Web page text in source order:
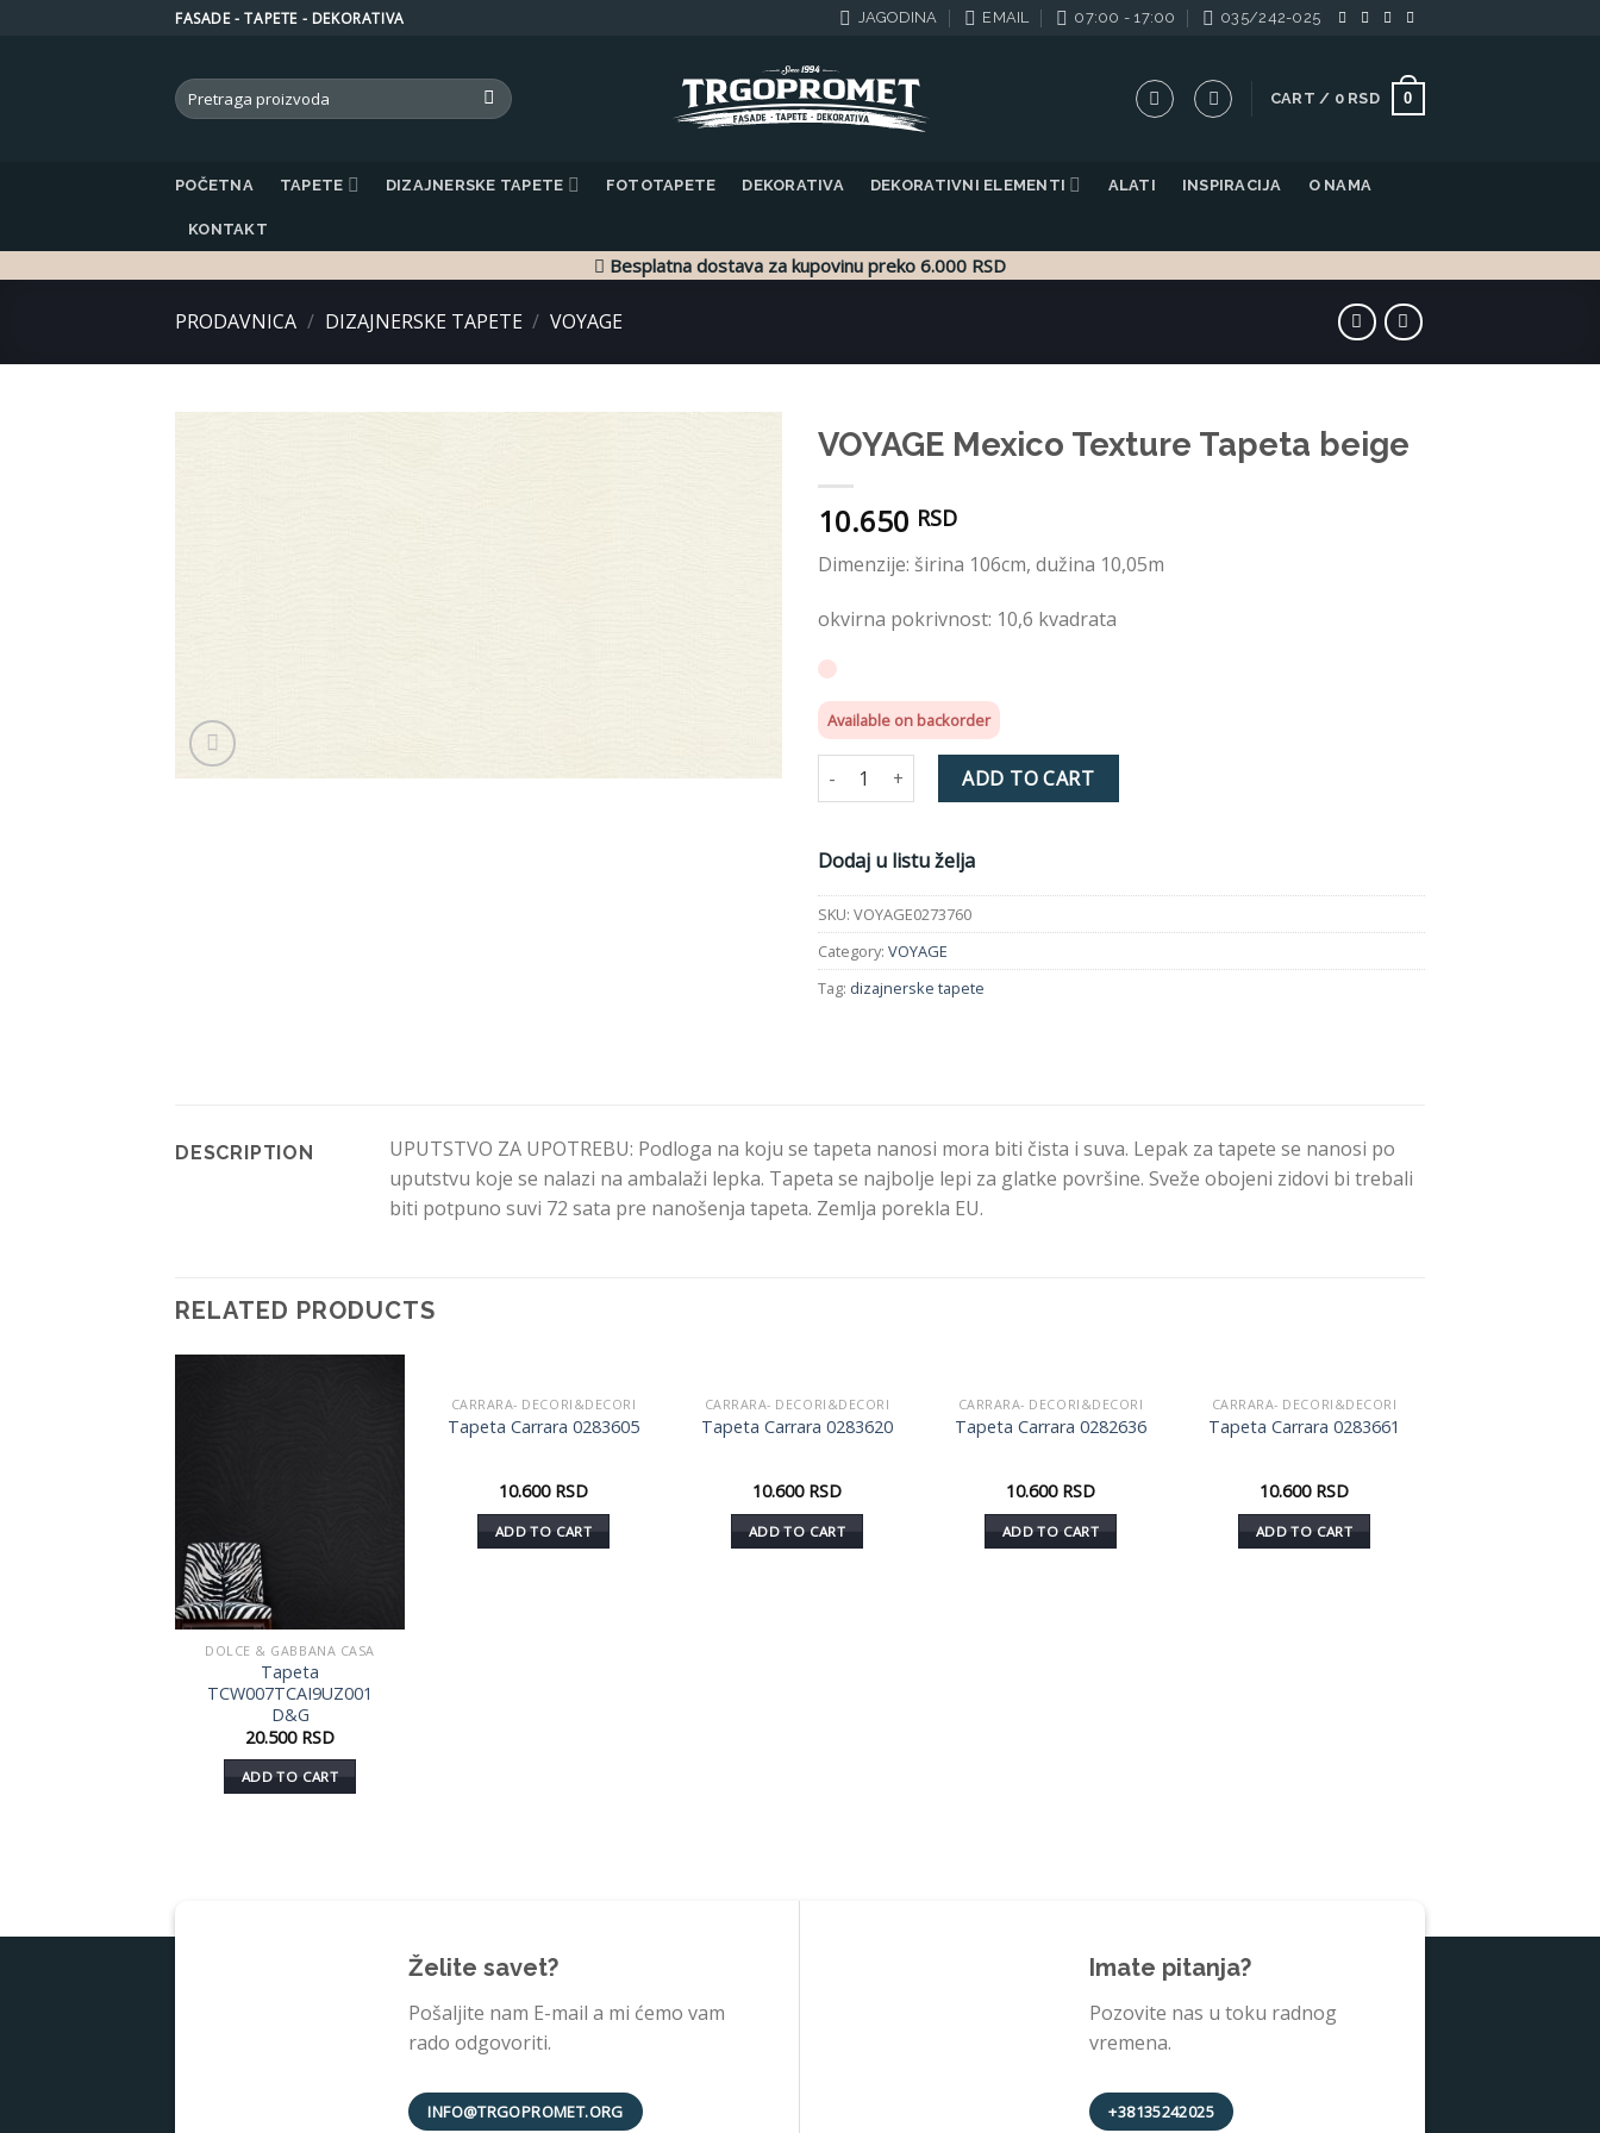
FASADE - TAPETE - DEKORATIVA JAGODINA EMAIL 07:00 - 17:00 035/242-025
Search
for:
CART / 0 RSD 0
POČETNA TAPETE DIZAJNERSKE TAPETE FOTOTAPETE DEKORATIVA DEKORATIVNI ELEMENTI ALATI INSPIRACIJA O NAMA
KONTAKT
Besplatna dostava za kupovinu preko 6.000 RSD
PRODAVNICA / DIZAJNERSKE TAPETE / VOYAGE
VOYAGE Mexico Texture Tapeta beige
10.650 RSD
Dimenzije: širina 106cm, dužina 10,05m
okvirna pokrivnost: 10,6 kvadrata
Available on backorder
VOYAGE Mexico Texture Tapeta beige quantity
ADD TO CART
Dodaj u listu želja
SKU: VOYAGE0273760
Category: VOYAGE
Tag: dizajnerske tapete
DESCRIPTION
UPUTSTVO ZA UPOTREBU: Podloga na koju se tapeta nanosi mora biti čista i suva. Lepak za tapete se nanosi po
uputstvu koje se nalazi na ambalaži lepka. Tapeta se najbolje lepi za glatke površine. Sveže obojeni zidovi bi trebali
biti potpuno suvi 72 sata pre nanošenja tapeta. Zemlja porekla EU.
RELATED PRODUCTS
DOLCE & GABBANA CASA
Tapeta
TCW007TCAI9UZ001
D&G
20.500 RSD
ADD TO CART
Dodaj
u listu
CARRARA- DECORI&DECORI
Tapeta Carrara 0283605
10.600 RSD
ADD TO CART
Dodaj
u listu
CARRARA- DECORI&DECORI
Tapeta Carrara 0283620
10.600 RSD
ADD TO CART
Dodaj
u listu
CARRARA- DECORI&DECORI
Tapeta Carrara 0282636
10.600 RSD
ADD TO CART
Dodaj
u listu
CARRARA- DECORI&DECORI
Tapeta Carrara 0283661
10.600 RSD
ADD TO CART
Želite savet?
Pošaljite nam E-mail a mi ćemo vam
rado odgovoriti.
INFO@TRGOPROMET.ORG
Imate pitanja?
Pozovite nas u toku radnog
vremena.
+38135242025